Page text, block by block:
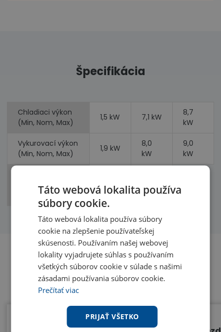
Špecifikácia
Chladiaci výkon
(Min, Nom, Max)
1,5 kW 7,1 kW
8,7
kW
Vykurovací výkon
(Min, Nom, Max)
1,9 kW
8,0
kW
9,0
kW
(chladenie,
vykurovanie)
kW
kW
Benefity
Táto webová lokalita používa
súbory cookie.
Táto webová lokalita používa súbory
cookie na zlepšenie používateľskej
skúsenosti. Používaním našej webovej
lokality vyjadrujete súhlas s používaním
všetkých súborov cookie v súlade s našimi
zásadami používania súborov cookie.
Prečítať viac
PRIJAŤ VŠETKO